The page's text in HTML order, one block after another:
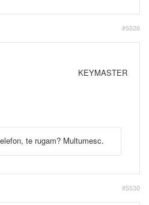
#5528
KEYMASTER
te rugam? Multumesc.
#5530